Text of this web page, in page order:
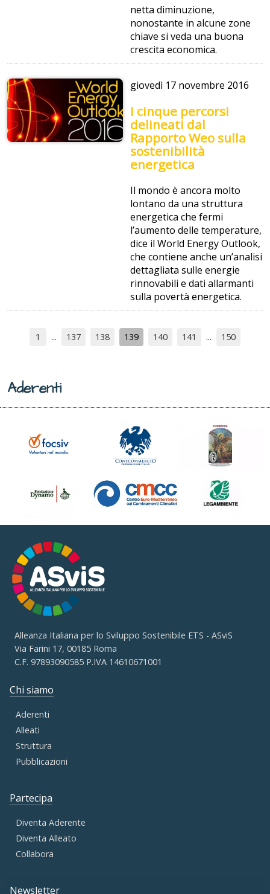
netta diminuzione,
nonostante in alcune zone
chiave si veda una buona
crescita economica.
giovedì 17 novembre 2016
I cinque percorsi
delineati dal
Rapporto Weo sulla
sostenibilità
energetica
Il mondo è ancora molto
lontano da una struttura
energetica che fermi
l’aumento delle temperature,
dice il World Energy Outlook,
che contiene anche un’analisi
dettagliata sulle energie
rinnovabili e dati allarmanti
sulla povertà energetica.
1 137 138 139 140 141 150
Aderenti
Alleanza Italiana per lo Sviluppo Sostenibile ETS - ASviS
Via Farini 17, 00185 Roma
C.F. 97893090585 P.IVA 14610671001
Chi siamo
Aderenti
Alleati
Struttura
Pubblicazioni
Partecipa
Diventa Aderente
Diventa Alleato
Collabora
Newsletter